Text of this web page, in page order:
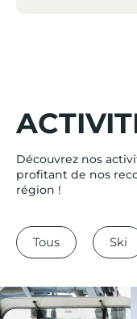
Découvrez nos
profitant de nos
région !
Tous Ski